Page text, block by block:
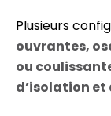
Plusieurs
ouvrantes,
ou
d’isolation